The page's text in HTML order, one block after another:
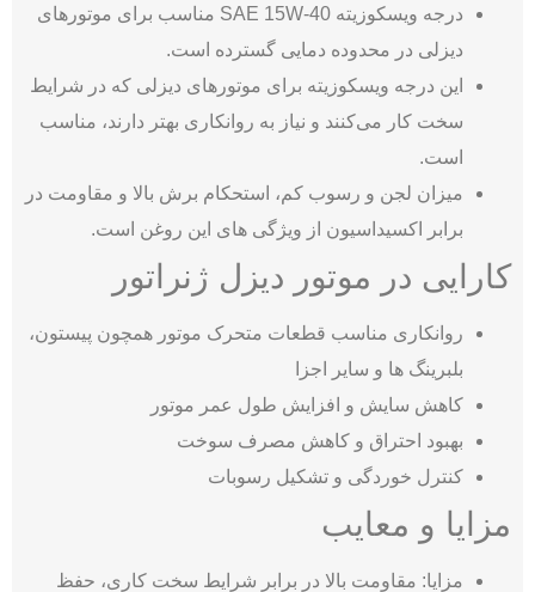
درجه ویسکوزیته SAE 15W-40 مناسب برای موتورهای
دیزلی در محدوده دمایی گسترده است.
این درجه ویسکوزیته برای موتورهای دیزلی که در شرایط
سخت کار می‌کنند و نیاز به روانکاری بهتر دارند، مناسب
است.
میزان لجن و رسوب کم، استحکام برش بالا و مقاومت در
برابر اکسیداسیون از ویژگی ‌های این روغن است.
کارایی در موتور دیزل ژنراتور
روانکاری مناسب قطعات متحرک موتور همچون پیستون،
بلبرینگ ‌ها و سایر اجزا
کاهش سایش و افزایش طول عمر موتور
بهبود احتراق و کاهش مصرف سوخت
کنترل خوردگی و تشکیل رسوبات
مزایا و معایب
مزایا: مقاومت بالا در برابر شرایط سخت کاری، حفظ